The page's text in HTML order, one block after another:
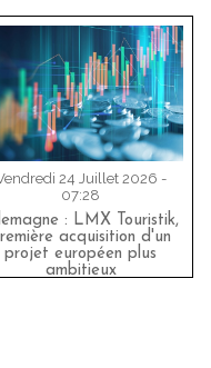
24 Juillet 2026 -
07:28
: LMX Touristik,
acquisition d'un
projet européen plus
ambitieux